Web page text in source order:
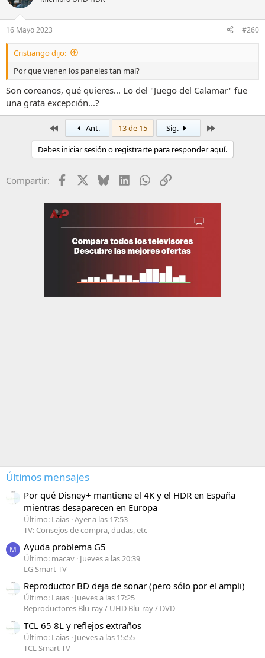
16 Mayo 2023 #260
Cristiango dijo:
Por que vienen los paneles tan mal?
Son coreanos, qué quieres... Lo del "Juego del Calamar" fue
una grata excepción...?
PrimeroAnt. 13 de 15 Sig.
Debes iniciar sesión o registrarte para responder aquí.
Compartir: Facebook BlueskyLinkedInWhatsApp
Enlace
Últimos mensajes
Por qué Disney+ mantiene el 4K y el HDR en España
mientras desaparecen en Europa
Último: Laias Ayer a las 17:53
TV: Consejos de compra, dudas, etc
M Ayuda problema G5
Último: macav Jueves a las 20:39
LG Smart TV
Reproductor BD deja de sonar (pero sólo por el ampli)
Último: Laias Jueves a las 17:25
Reproductores Blu-ray / UHD Blu-ray / DVD
TCL 65 8L y reflejos extraños
Último: Laias Jueves a las 15:55
TCL Smart TV